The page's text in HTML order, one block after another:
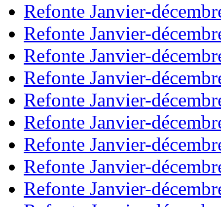
Refonte Janvier-
Refonte Janvier-
Refonte Janvier-
Refonte Janvier-
Refonte Janvier-
Refonte Janvier-
Refonte Janvier-
Refonte Janvier-
Refonte Janvier-